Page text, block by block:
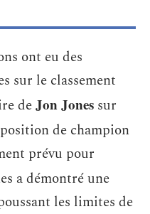
ont eu des
sur le classement
deJon Jones sur
de champion
prévu pour
a démontré une
les limites de